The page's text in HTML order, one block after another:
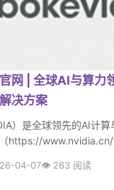
网 | 全球AI与算力
决方案
）是全球领先的AI计算
https://www.nvidia.cn/
，依托强大的GPU架构
04-07 263 阅读